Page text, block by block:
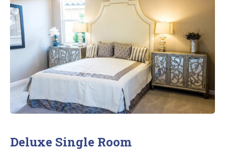
Deluxe Single Room